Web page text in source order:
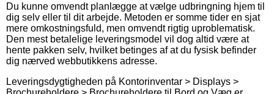
Du kunne omvendt planlægge at vælge udbringning hjem til
dig selv eller til dit arbejde. Metoden er somme tider en sjat
mere omkostningsfuld, men omvendt rigtig uproblematisk.
Den mest betalelige leveringsmodel vil dog altid være at
hente pakken selv, hvilket betinges af at du fysisk befinder
dig nærved webbutikkens adresse.
Leveringsdygtigheden på Kontorinventar > Displays >